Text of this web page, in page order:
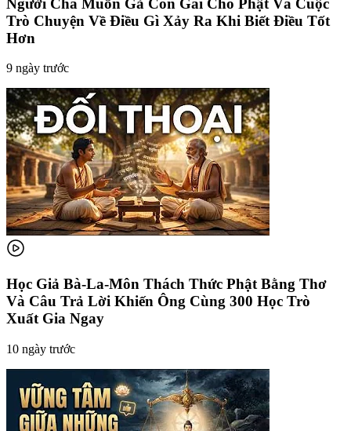
Trò Chuyện Về Điều Gì Xảy Ra Khi Biết Điều Tốt
Hơn
9 ngày trước
Học Giả Bà-La-Môn Thách Thức Phật Bằng Thơ
Và Câu Trả Lời Khiến Ông Cùng 300 Học Trò
Xuất Gia Ngay
10 ngày trước